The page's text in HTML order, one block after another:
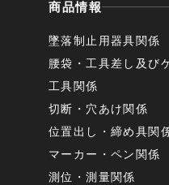
商品情報
墜落制止用器具関係
腰袋・工具差し及び
工具関係
切断・穴あけ関係
位置出し・締め具関
マーカー・ペン関係
測位・測量関係